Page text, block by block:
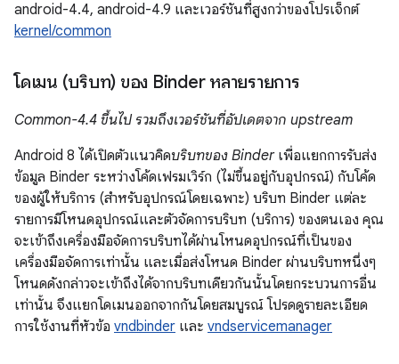
android-4.4, android-4.9 และเวอร์ชันที่สูงกว่าของโปรเจ็กต์
kernel/common
โดเมน (บริบท) ของ Binder หลายรายการ
Common-4.4 ขึ้นไป รวมถึงเวอร์ชันที่อัปเดตจาก upstream
Android 8 ได้เปิดตัวแนวคิดบริบทของ Binderเพื่อแยกการรับส่ง
ข้อมูล Binder ระหว่างโค้ดเฟรมเวิร์ก (ไม่ขึ้นอยู่กับอุปกรณ์) กับโค้ด
ของผู้ให้บริการ (สำหรับอุปกรณ์โดยเฉพาะ) บริบท Binder แต่ละ
รายการมีโหนดอุปกรณ์และตัวจัดการบริบท (บริการ) ของตนเอง คุณ
จะเข้าถึงเครื่องมือจัดการบริบทได้ผ่านโหนดอุปกรณ์ที่เป็นของ
เครื่องมือจัดการเท่านั้น และเมื่อส่งโหนด Binder ผ่านบริบทหนึ่งๆ
โหนดดังกล่าวจะเข้าถึงได้จากบริบทเดียวกันนั้นโดยกระบวนการอื่น
เท่านั้น จึงแยกโดเมนออกจากกันโดยสมบูรณ์ โปรดดูรายละเอียด
การใช้งานที่หัวข้อ vndbinder และ vndservicemanager